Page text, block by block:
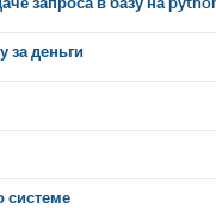
за деньги
системе